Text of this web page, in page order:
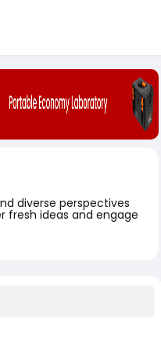
diverse perspectives
fresh ideas and engage